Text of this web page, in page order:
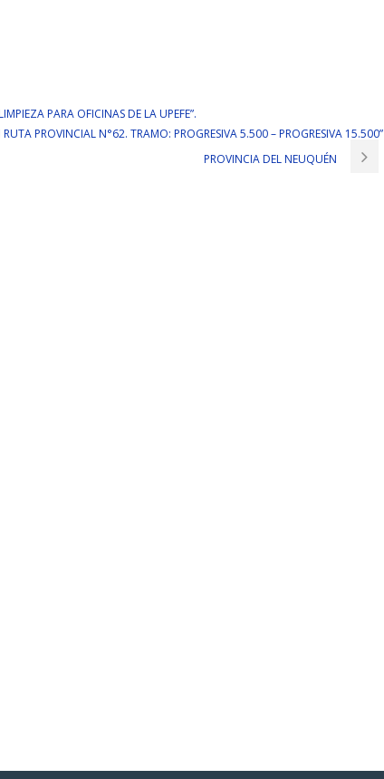
PARA OFICINAS DE LA UPEFE”.
PROVINCIAL N°62. TRAMO: PROGRESIVA 5.500 – PROGRESIVA 15.500”
PROVINCIA DEL NEUQUÉN